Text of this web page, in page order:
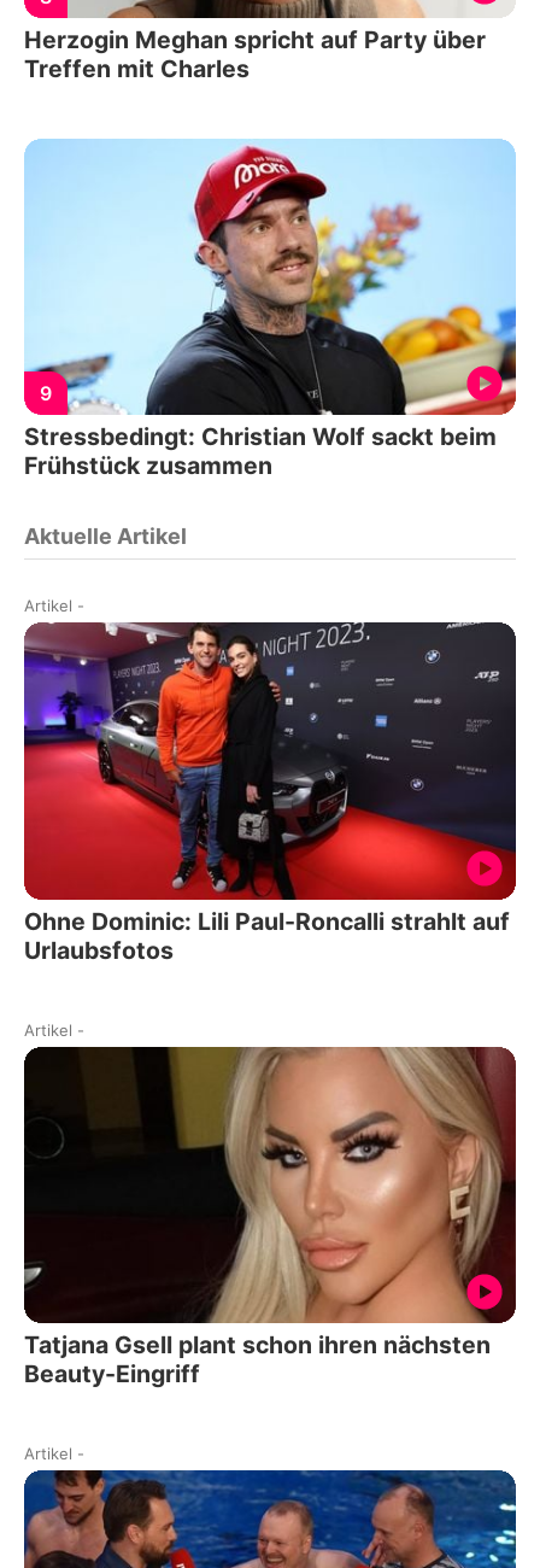
Herzogin Meghan spricht auf Party über
Treffen mit Charles
9
Stressbedingt: Christian Wolf sackt beim
Frühstück zusammen
Aktuelle Artikel
Artikel -
Ohne Dominic: Lili Paul-Roncalli strahlt auf
Urlaubsfotos
Artikel -
Tatjana Gsell plant schon ihren nächsten
Beauty-Eingriff
Artikel -